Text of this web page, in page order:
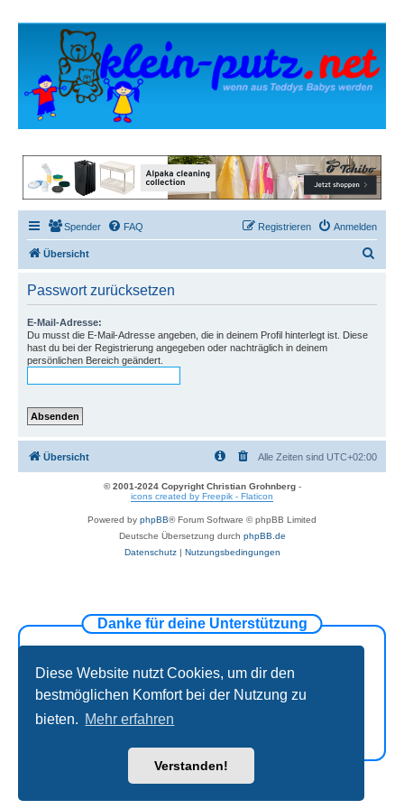
Diese Website nutzt Cookies, um dir den
bestmöglichen Komfort bei der Nutzung zu
bieten. Mehr erfahren
Verstanden!
Spender FAQ Anmelden
Registrieren
Übersicht
Passwort zurücksetzen
E-Mail-Adresse:
Du musst die E-Mail-Adresse angeben, die in deinem Profil hinterlegt ist. Diese
hast du bei der Registrierung angegeben oder nachträglich in deinem
persönlichen Bereich geändert.
Übersicht Alle Zeiten sind UTC+02:00
© 2001-2024 Copyright Christian Grohnberg-
icons created by Freepik - Flaticon
Powered by phpBB® Forum Software © phpBB Limited
Deutsche Übersetzung durch phpBB.de
Datenschutz| Nutzungsbedingungen
Danke für deine Unterstützung